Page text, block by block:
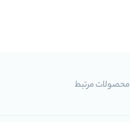
محصولات مرتبط